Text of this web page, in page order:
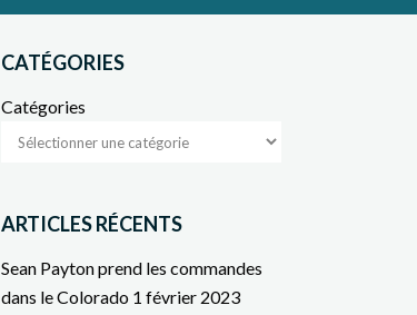
CATÉGORIES
Catégories
ARTICLES RÉCENTS
Sean Payton prend les commandes
dans le Colorado 1 février 2023